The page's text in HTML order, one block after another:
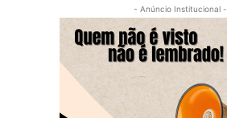
- Anúncio Institucional -